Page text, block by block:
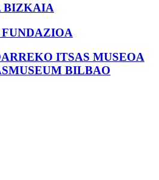
BIZKAIA
ITSAS MUSEOA
BILBAO